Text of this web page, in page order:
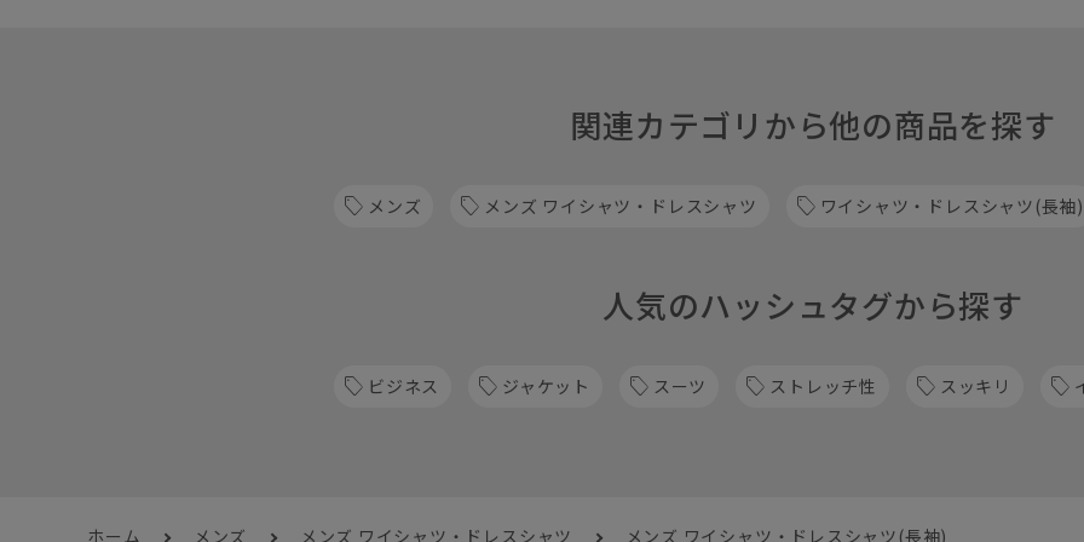
関連カテゴリから他の商品を探す
メンズ メンズ ワイシャツ・ドレスシャツ ワイシャツ・ドレスシャツ(長袖)
人気のハッシュタグから探す
ビジネス ジャケット スーツ ストレッチ性 スッキリ
ホーム メンズ メンズ ワイシャツ・ドレスシャツ メンズ ワイシャツ・ドレスシャツ(長袖)